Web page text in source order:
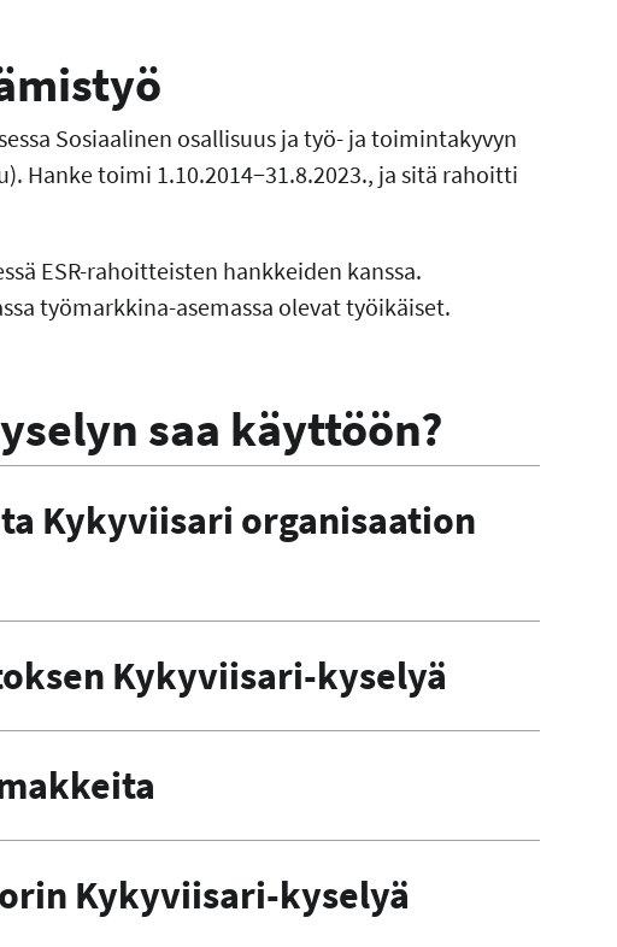
Sosiaalinen osallisuus ja työ- ja toimintakyvyn
Hanke toimi 1.10.2014−31.8.2023., ja sitä rahoitti
ESR-rahoitteisten hankkeiden kanssa.
työmarkkina-asemassa olevat työikäiset.
saa käyttöön?
Kykyviisari organisaation
Kykyviisari-kyselyä
Kykyviisari-kyselyä